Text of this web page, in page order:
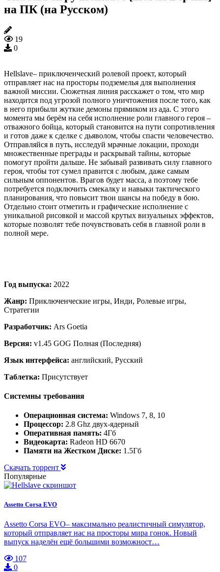
на ПК (на Русском)
19
0
Hellslave– приключенческий ролевой проект, который
отправляет нас на просторы подземелья для выполнения
важной миссии. Сюжетная линия расскажет о том, что мир
находится под угрозой полного уничтожения после того, как
в него прибыли жуткие демоны прямиком из ада. С этого
момента мы берём на себя исполнение роли главного героя –
отважного бойца, который становится на пути сопротивления
и готов даже к сделке с дьяволом, чтобы спасти человечество.
Отправляйся в путь, исследуй мрачные локации, проходи
множественные преграды и раскрывай тайны, которые
помогут пройти дальше. Не забывай развивать силу главного
героя, чтобы тот сумел правится с любым, даже самым
сильным оппонентов. Врагов будет масса, а поэтому тебе
потребуется подключить смекалку и навыки тактического
планирования, что повысит твои шансы на победу в бою.
Отдельно стоит отметить и графические исполнение с
уникальной рисовкой и массой крутых визуальных эффектов,
которые позволят тебе почувствовать себя в главной роли в
полной мере.
Год выпуска: 2022
Жанр: Приключенческие игры, Инди, Ролевые игры,
Стратегии
Разработчик: Ars Goetia
Версия: v1.45 GOG Полная (Последняя)
Язык интерфейса: английский, Русский
Таблетка: Присутствует
Системны требования
Операционная система: Windows 7, 8, 10
Процессор: 2.8 Ghz двух-ядерный
Оперативная память: 4Гб
Видеокарта: Radeon HD 6670
Памяти на Жестком Диске: 1.5Гб
Скачать торрент
Популярные
Assetto Corsa EVO
Assetto Corsa EVO– максимально реалистичный симулятор,
который отправляет нас на просторы мира гонок. Новый
выпуск наделён ещё большими возможност…
107
0